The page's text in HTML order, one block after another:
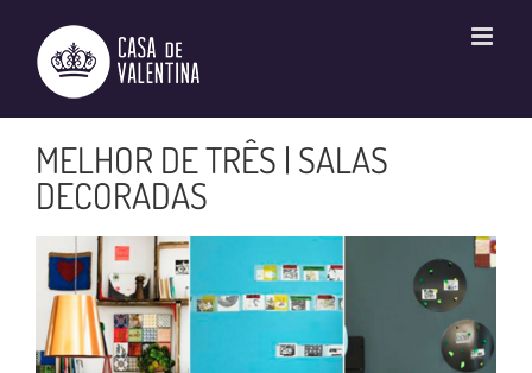
conteúdo
MELHOR DE TRÊS | SALAS
DECORADAS